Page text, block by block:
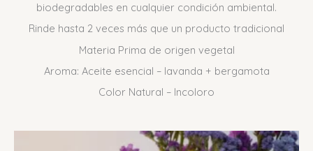
biodegradables en cualquier condición ambiental.
Rinde hasta 2 veces más que un producto tradicional
Materia Prima de origen vegetal
Aroma: Aceite esencial – lavanda + bergamota
Color Natural – Incoloro